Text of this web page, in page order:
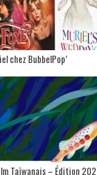
chez BubbelPop’
Taïwanais – Édition